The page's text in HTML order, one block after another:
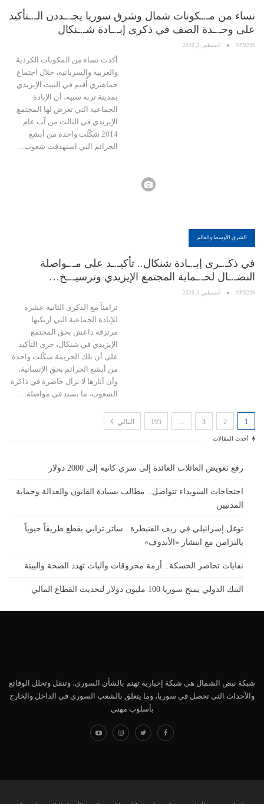
نساء من مـ.ـكونات شمال وشرق سوريا يجـ.ـددن الـ.ـتأكيد
على وحـ.ـدة الصف في ذكرى إبـ.ـادة شـ.ـنكال
NPN220 أغسطس 3, 2026
أكدت نساء من المكونات الكردية
والعربية والسريانية، خلال اجتماع
جماهيري أُقيم في البيت الإيزيدي
بمدينة تربه سبيه، أن الإبادة
الجماعية التي تعرض لها المجتمع
الإيزيدي في الثالث من آب عام
2014 شكّلت واحدة من أبشع
الجرائم التي استهدفت شعوب…
الشرق الأوسط والعالم
في ذكـ.ـرى إبـ.ـادة شنكال.. تأكيـ.ـد على مـ.ـواصلة
النضـ.ـال لحـ.ـماية المجتمع الإيزيدي وترسيـ.ـخ…
NPN220 أغسطس 3, 2026
تزامناً مع الذكرى الثانية عشرة
للإبادة الجماعية التي ارتكبها
مرتزقة داعش بحق المجتمع
الإيزيدي في شنكال، جرى التأكيد
على أن تلك الجريمة شكّلت واحدة
من أبشع الجرائم بحق الإنسانية،
وأن آثارها لا تزال حاضرة في ذاكرة
الشعوب، ما يستدعي مواصلة…
1
2
3
195 التالي
أحدث المقالات
رفع تعويض العائلات العائدة إلى سري كانيه إلى 2000 دولار
احتجاجات السويداء تتواصل.. مطالب بسيادة القانون والعدالة وحماية
المدنيين
توغل إسرائيلي في ريف القنيطرة.. ساتر ترابي يقطع طريقاً حيوياً
بالتزامن مع انتشار «الأندوف»
نفايات تحاصر الحسكة.. أزمة محروقات وآليات تهدد الصحة والبيئة
البنك الدولي يمنح سوريا 100 مليون دولار لتحديث القطاع المالي
شبكة نبض الشمال هي شبكة إخبارية تهتم بالشأن السوري، وتنقل وتحلل الوقائع
والأحداث التي تحصل في سوريا، وما يتعلق بالشعب السوري في الداخل والخارج
بأسلوب مهني